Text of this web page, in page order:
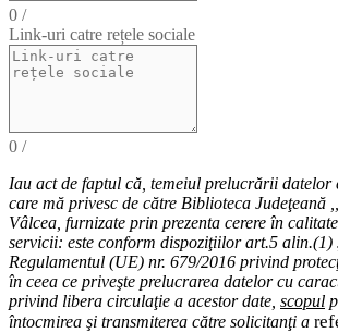
0 /
Link-uri catre rețele sociale
0 /
Iau act de faptul că, temeiul prelucrării datelor
care mă privesc de către Biblioteca Judeţeană
Vâlcea, furnizate prin prezenta cerere în
servicii: este conform dispoziţiilor art.5
Regulamentul (UE) nr. 679/2016 privind
în ceea ce priveşte prelucrarea datelor cu
privind libera circulaţie a acestor date scopul
întocmirea şi transmiterea către solicitanţi a r